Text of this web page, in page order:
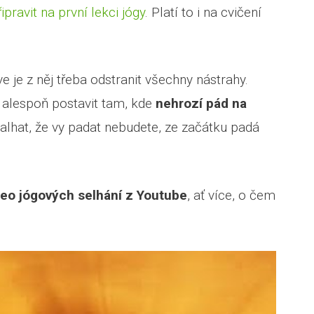
na první lekci jógy. Platí to i na cvičení
je z něj třeba odstranit všechny nástrahy.
postavit tam, kde nehrozí pád na
že vy padat nebudete, ze začátku padá
jógových selhání z Youtube, ať více, o čem